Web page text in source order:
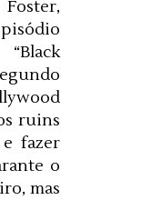
ruins
fazer
o
mas